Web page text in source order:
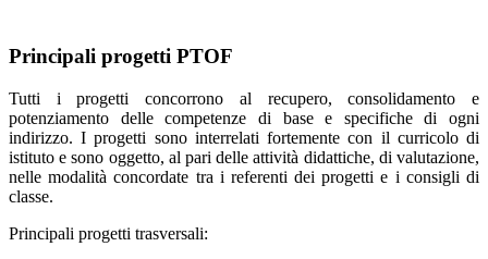
Principali progetti PTOF
Tutti i progetti concorrono al recupero, consolidamento e
potenziamento delle competenze di base e specifiche di ogni
indirizzo. I progetti sono interrelati fortemente con il curricolo di
istituto e sono oggetto, al pari delle attività didattiche, di valutazione,
nelle modalità concordate tra i referenti dei progetti e i consigli di
classe.
Principali progetti trasversali: